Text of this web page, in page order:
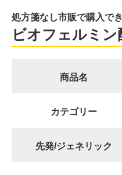
処方箋なし市販で購入で
ビオフェルミン
商品名
カテゴリー
先発/ジェネリック